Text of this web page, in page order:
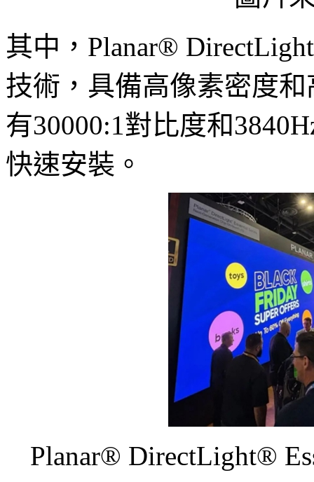
其中，Planar®
技術，具備高像素密度
有30000:1對比度和
快速安裝。
Planar® DirectLight®